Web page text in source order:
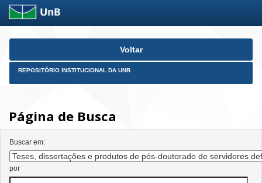
Skip
Voltar
REPOSITÓRIO INSTITUCIONAL DA UNB
Página de Busca
Buscar em:
por